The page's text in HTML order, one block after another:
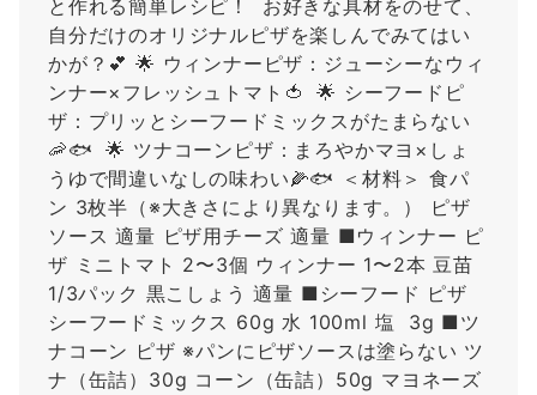
と作れる簡単レシピ！ お好きな具材をのせて、
自分だけのオリジナルピザを楽しんでみてはい
かが？💕 🌟 ウィンナーピザ：ジューシーなウィ
ンナー×フレッシュトマト🍅 🌟 シーフードピ
ザ：プリッとシーフードミックスがたまらない
🦐🐟 🌟 ツナコーンピザ：まろやかマヨ×しょ
うゆで間違いなしの味わい🌽🐟 ＜材料＞ 食パ
ン 3枚半（※大きさにより異なります。） ピザ
ソース 適量 ピザ用チーズ 適量 ■ウィンナー ピ
ザ ミニトマト 2〜3個 ウィンナー 1〜2本 豆苗
1/3パック 黒こしょう 適量 ■シーフード ピザ
シーフードミックス 60g 水 100ml 塩 3g ■ツ
ナコーン ピザ ※パンにピザソースは塗らない ツ
ナ（缶詰）30g コーン（缶詰）50g マヨネーズ